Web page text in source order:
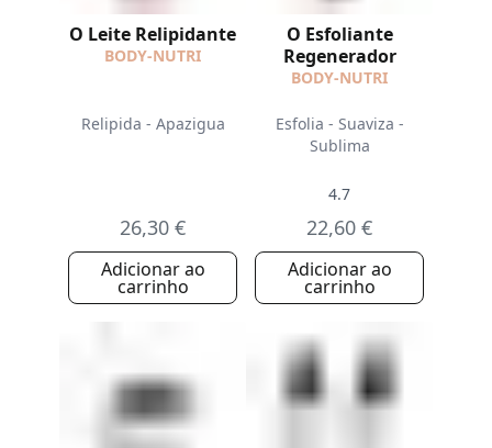
O Leite Relipidante
BODY-NUTRI
Relipida - Apazigua
26,30 €
Adicionar ao
carrinho
O Esfoliante
Regenerador
BODY-NUTRI
Esfolia - Suaviza -
Sublima
4.7
22,60 €
Adicionar ao
carrinho